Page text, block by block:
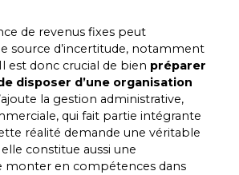
de revenus fixes peut
source d’incertitude, notamment
est donc crucial de bien préparer
disposer d’une organisation
la gestion administrative,
qui fait partie intégrante
réalité demande une véritable
constitue aussi une
monter en compétences dans